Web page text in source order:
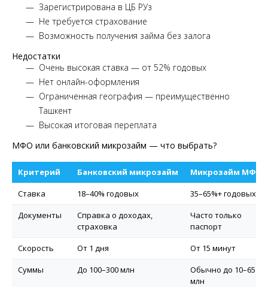
Зарегистрирована в ЦБ РУз
Не требуется страхование
Возможность получения займа без залога
Недостатки
Очень высокая ставка — от 52% годовых
Нет онлайн-оформления
Ограниченная география — преимущественно
Ташкент
Высокая итоговая переплата
МФО или банковский микрозайм — что выбрать?
Критерий Банковский микрозайм
Микрозайм МФО
Ставка
18–40% годовых
35–65%+ годовых
Документы
Справка о доходах,
страховка
Часто только
паспорт
Скорость
От 1 дня
От 15 минут
Суммы
До 100–300 млн
Обычно до 10–65
млн